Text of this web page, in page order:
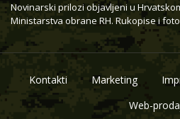
Novinarski prilozi objavljeni u
Ministarstva obrane RH. Rukopise i
Kontakti Marketing
Web-